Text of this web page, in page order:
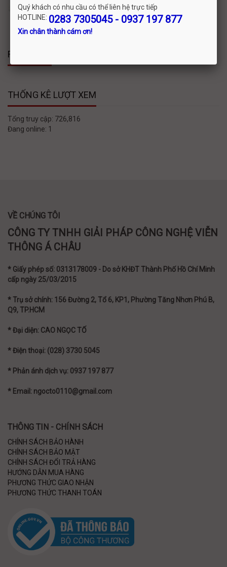
Liên hệ
FACEBOOK
THỐNG KÊ LƯỢT XEM
Tổng truy cập: 726,816
Đang online: 1
VỀ CHÚNG TÔI
CÔNG TY TNHH GIẢI PHÁP CÔNG NGHỆ VIỄN
THÔNG Á CHÂU
* Giấy phép số: 0313178009 - Do sở KHĐT Thành Phố Hồ Chí Minh
cấp ngày 25/03/2015
* Trụ sở chính: 156 Đường 2, Tổ 6, KP1, Phường Tăng Nhơn Phú B,
Q9, TP.HCM
* Đại diện: CAO NGỌC TỐ
* Điện thoại: (028) 3730 5045
* Phản ánh dịch vụ: 0937 197 877
* Email: ngocto0110@gmail.com
THÔNG TIN - CHÍNH SÁCH
CHÍNH SÁCH BẢO HÀNH
CHÍNH SÁCH BẢO MẬT
CHÍNH SÁCH ĐỔI TRẢ HÀNG
HƯỚNG DẪN MUA HÀNG
PHƯƠNG THỨC GIAO NHẬN
PHƯƠNG THỨC THANH TOÁN
Quý khách có nhu cầu có thể liên hệ trực tiếp
HOTLINE: 0283 7305045 - 0937 197 877
Xin chân thành cám ơn!